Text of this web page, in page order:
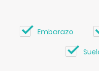
Embarazo